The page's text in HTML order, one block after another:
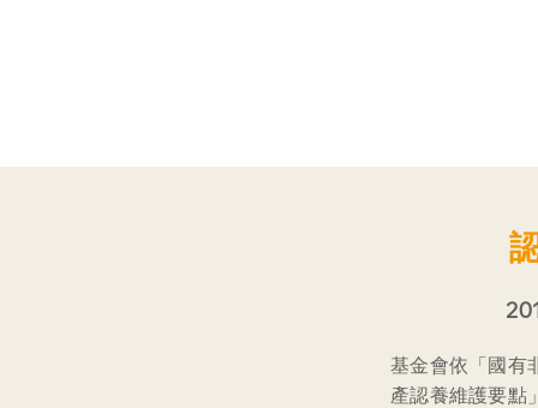
基金會依「國有
產認養維護要點